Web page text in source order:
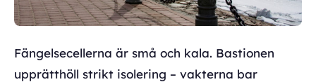
Fängelsecellerna är små och kala. Bastionen
upprätthöll strikt isolering – vakterna bar